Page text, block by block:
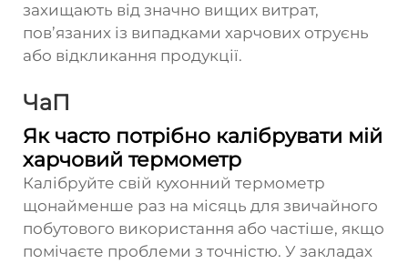
захищають від значно вищих витрат,
пов’язаних із випадками харчових отруєнь
або відкликання продукції.
ЧаП
Як часто потрібно калібрувати мій
харчовий термометр
Калібруйте свій кухонний термометр
щонайменше раз на місяць для звичайного
побутового використання або частіше, якщо
помічаєте проблеми з точністю. У закладах